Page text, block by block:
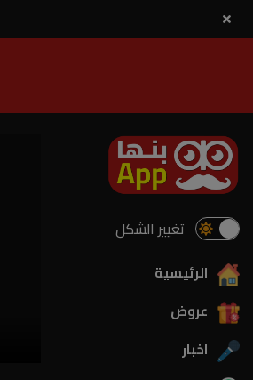
تغيير الشكل
الرئيسية
عروض
اخبار